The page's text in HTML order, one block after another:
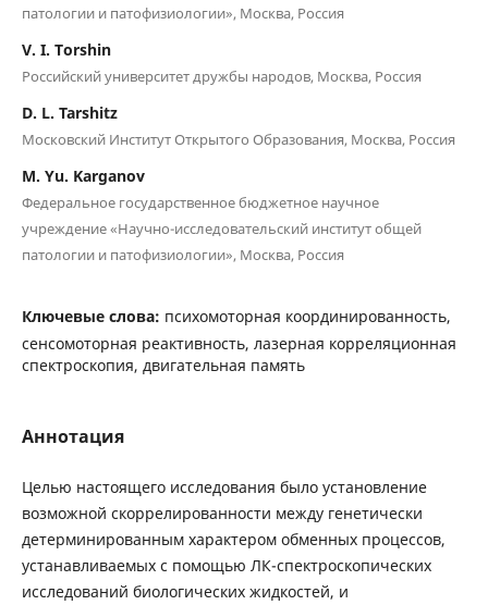
патологии и патофизиологии», Москва, Россия
V. I. Torshin
Российский университет дружбы народов, Москва, Россия
D. L. Tarshitz
Московский Институт Открытого Образования, Москва, Россия
M. Yu. Karganov
Федеральное государственное бюджетное научное
учреждение «Научно-исследовательский институт общей
патологии и патофизиологии», Москва, Россия
Ключевые слова: психомоторная координированность,
сенсомоторная реактивность, лазерная корреляционная
спектроскопия, двигательная память
Аннотация
Целью настоящего исследования было установление
возможной скоррелированности между генетически
детерминированным характером обменных процессов,
устанавливаемых с помощью ЛК-спектроскопических
исследований биологических жидкостей, и